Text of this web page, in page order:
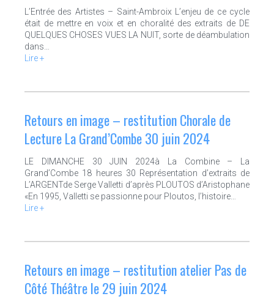
L’Entrée des Artistes – Saint-Ambroix L’enjeu de ce cycle
était de mettre en voix et en choralité des extraits de DE
QUELQUES CHOSES VUES LA NUIT, sorte de déambulation
dans…
Lire +
Retours en image – restitution Chorale de
Lecture La Grand’Combe 30 juin 2024
LE DIMANCHE 30 JUIN 2024à La Combine – La
Grand’Combe 18 heures 30 Représentation d’extraits de
L’ARGENTde Serge Valletti d’après PLOUTOS d’Aristophane
«En 1995, Valletti se passionne pour Ploutos, l’histoire…
Lire +
Retours en image – restitution atelier Pas de
Côté Théâtre le 29 juin 2024